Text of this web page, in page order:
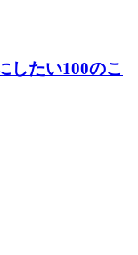
したい100のこ